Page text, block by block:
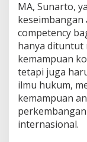
MA, Sunarto,
competency
hanya dituntut
kemampuan
tetapi juga
ilmu hukum,
kemampuan
internasional.